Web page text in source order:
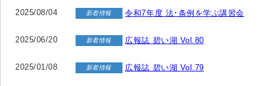
2025/08/04 新着情報 令和7年度 法･条例を学ぶ講習会
2025/06/20 新着情報 広報誌 碧い湖 Vol.80
2025/01/08 新着情報 広報誌 碧い湖 Vol.79